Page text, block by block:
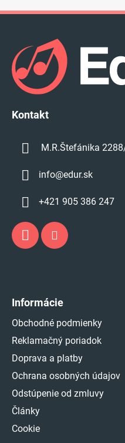
Kontakt
M.R.Štefánika
info@edur.sk
+421 905 386 247
Informácie
Obchodné podmienky
Reklamačný poriadok
Doprava a platby
Ochrana osobných údajov
Odstúpenie od zmluvy
Články
Cookie